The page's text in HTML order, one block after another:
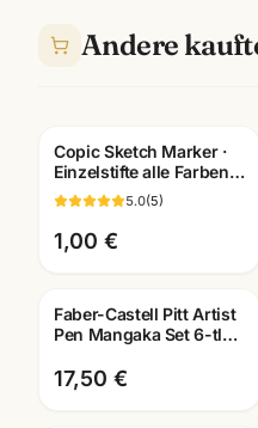
Andere
Copic Sketch Marker ·
Einzelstifte alle Farben
E0000-110 ·
Künstlerbedarf
Mannheim
5.0(5)
1,00 €
Faber-Castell Pitt Artist
Pen Mangaka Set 6-tlg ·
dokumentenecht
17,50 €